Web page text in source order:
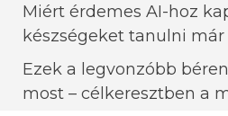
Miért érdemes AI-hoz
készségeket tanulni már
Ezek a legvonzóbb
most – célkeresztben a